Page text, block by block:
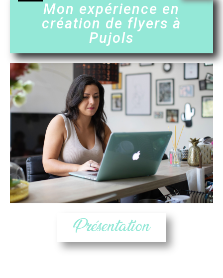
Mon expérience en
création de flyers à
Pujols
Présentation